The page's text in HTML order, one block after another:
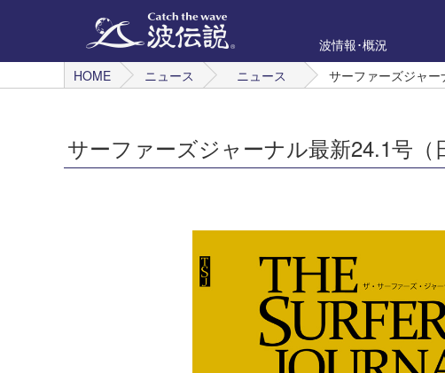
波情報･概況
HOME
ニュース ニュース サーファーズジャー
サーファーズジャーナル最新24.1号（